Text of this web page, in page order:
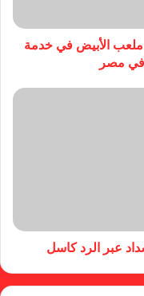
ملعب الأبيض في خدمة
في مصر
عبر الرد كاسل